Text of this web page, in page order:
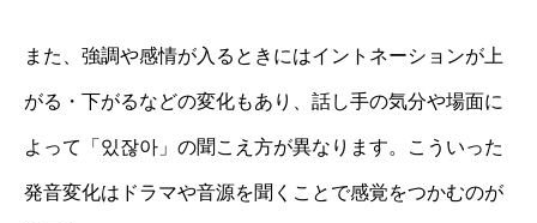
また、強調や感情が入るときにはイントネーションが上
がる・下がるなどの変化もあり、話し手の気分や場面に
よって「있잖아」の聞こえ方が異なります。こういった
発音変化はドラマや音源を聞くことで感覚をつかむのが